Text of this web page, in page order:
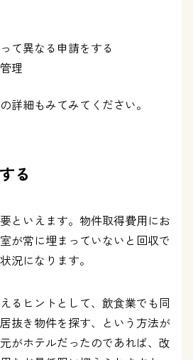
て異なる申請をする
理
詳細もみてみてください。
る
といえます。物件取得費用にお
が常に埋まっていないと回収で
況になります。
るヒントとして、飲食業でも同
抜き物件を探す、という方法が
がホテルだったのであれば、改